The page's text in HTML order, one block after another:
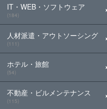
IT・WEB・ソフトウェア
(184)
人材派遣・アウトソーシング
(111)
ホテル・旅館
(54)
不動産・ビルメンテナンス
(115)